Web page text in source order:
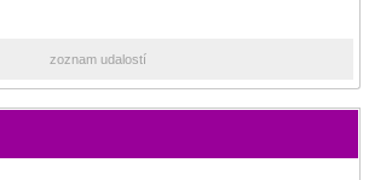
zoznam udalostí